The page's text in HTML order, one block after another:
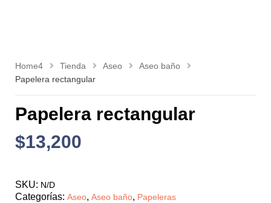
Home4 Tienda Aseo
Aseo baño
Papelera rectangular
Papelera rectangular
$13,200
SKU: N/D
Categorías: Aseo, Aseo baño, Papeleras